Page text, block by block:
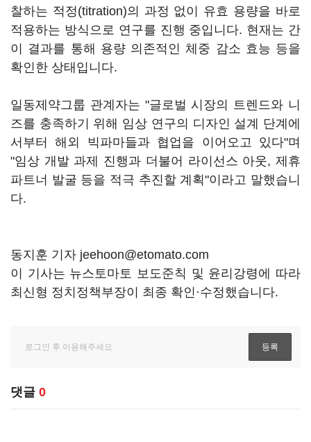
찰하는 적정(titration)의 과정 없이 유효 용량을 바로
적용하는 방식으로 연구를 진행 중입니다. 현재는 간
이 결과를 통해 용량 의존적인 체중 감소 효능 등을
확인한 상태입니다.
일동제약그룹 관계자는 "글로벌 시장의 트렌드와 니
즈를 충족하기 위해 임상 연구의 디자인 설계 단계에
서부터 해외 빅파마들과 협업을 이어오고 있다"며
"임상 개발 과제 진행과 더불어 라이선스 아웃, 제휴
파트너 발굴 등을 적극 추진할 계획"이라고 말했습니
다.
동지훈 기자 jeehoon@etomato.com
이 기사는 뉴스토마토 보도준칙 및 윤리강령에 따라
최신형 정치정책부장이 최종 확인·수정했습니다.
댓글 0